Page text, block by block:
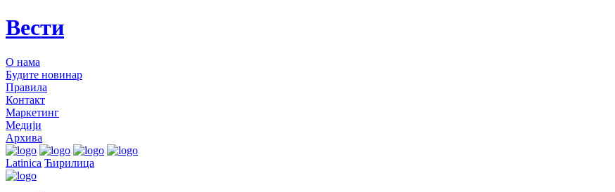
Вести
О нама
Будите новинар
Правила
Контакт
Маркетинг
Медији
Архива
Latinica Ћирилица